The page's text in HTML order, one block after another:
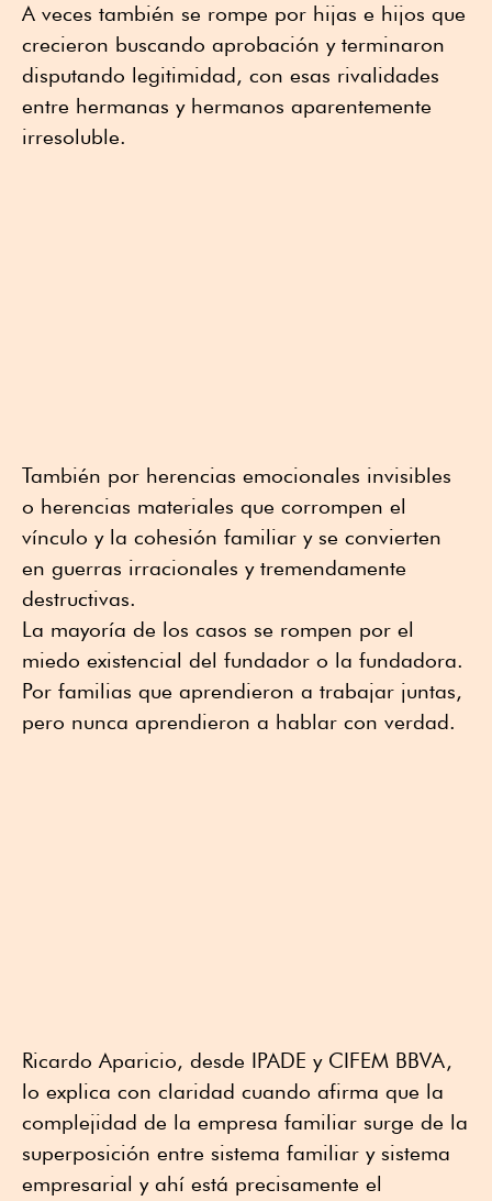
A veces también se rompe por hijas e hijos que
crecieron buscando aprobación y terminaron
disputando legitimidad, con esas rivalidades
entre hermanas y hermanos aparentemente
irresoluble.
También por herencias emocionales invisibles
o herencias materiales que corrompen el
vínculo y la cohesión familiar y se convierten
en guerras irracionales y tremendamente
destructivas.
La mayoría de los casos se rompen por el
miedo existencial del fundador o la fundadora.
Por familias que aprendieron a trabajar juntas,
pero nunca aprendieron a hablar con verdad.
Ricardo Aparicio, desde IPADE y CIFEM BBVA,
lo explica con claridad cuando afirma que la
complejidad de la empresa familiar surge de la
superposición entre sistema familiar y sistema
empresarial y ahí está precisamente el